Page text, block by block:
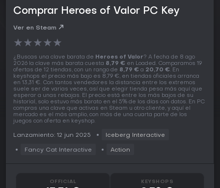
Comprar Heroes of Valor PC Key
Ver en Steam
★★★★★
¿Buscas una clave barata de Heroes of Valor? A fecha de 8 ago
2026 la clave más barata cuesta 8,79 € en Loaded. Comparamos 19
ofertas de 12 tiendas, con un rango de 8,79 € a 20,70 €. En
keyshops el precio más bajo es 8,79 €, en tiendas oficiales arranca
en 13,31 €. Con tantos vendedores la distancia entre los extremos
suele ser de varias veces, así que elegir tienda pesa más aquí que
esperar a unas rebajas. El precio está entre los más bajos de su
historial, solo estuvo más barato en el 5% de los días con datos. En PC
compras una clave que activas en Steam u otro cliente, y aquí el
mercado es el más amplio, con más de una cuarta parte de los
juegos con oferta en keyshop.
Lanzamiento: 12 jun 2025 Iceberg Interactive
Fancy Cat Interactive Action
OFFICIAL KEYSHOPS